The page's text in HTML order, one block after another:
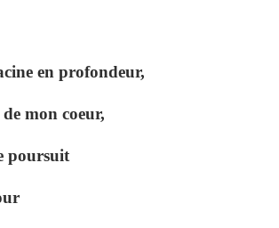
en profondeur,
mon coeur,
poursuit